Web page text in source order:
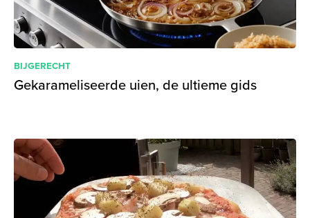
BIJGERECHT
Gekarameliseerde uien, de ultieme gids